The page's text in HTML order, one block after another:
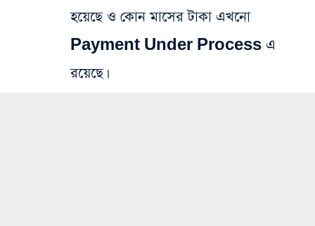
হয়েছে ও কোন মাসের টাকা এখনো
Payment Under Process এ
রয়েছে।